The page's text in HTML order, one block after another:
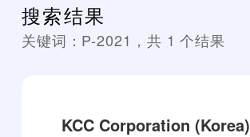
搜索结果
关键词： P-2021 ，共 1 个结果
KCC Corporation (Korea)